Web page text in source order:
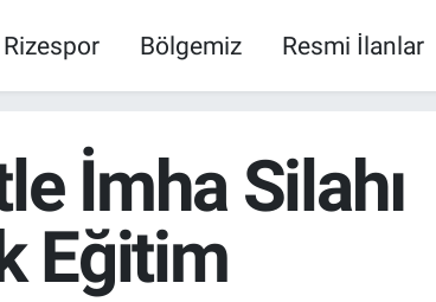
Rizespor Bölgemiz Resmi İlanlar
İmha Silahı
Eğitim